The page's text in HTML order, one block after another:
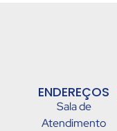
ENDEREÇOS
Sala de
Atendimento